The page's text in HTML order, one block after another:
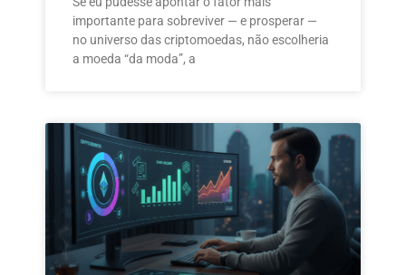
importante para sobreviver — e prosperar —
no universo das criptomoedas, não escolheria
a moeda “da moda”, a